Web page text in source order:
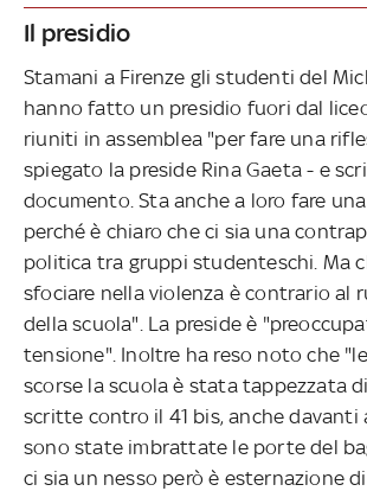
Il presidio
Stamani a Firenze gli studenti del
hanno fatto un presidio fuori dal
riuniti in assemblea "per fare una
spiegato la preside Rina Gaeta - e
documento. Sta anche a loro fare
perché è chiaro che ci sia una
politica tra gruppi studenteschi. Ma
sfociare nella violenza è contrario al
della scuola". La preside è
tensione". Inoltre ha reso noto che
scorse la scuola è stata tappezzata
scritte contro il 41 bis, anche davanti
sono state imbrattate le porte del
ci sia un nesso però è esternazione